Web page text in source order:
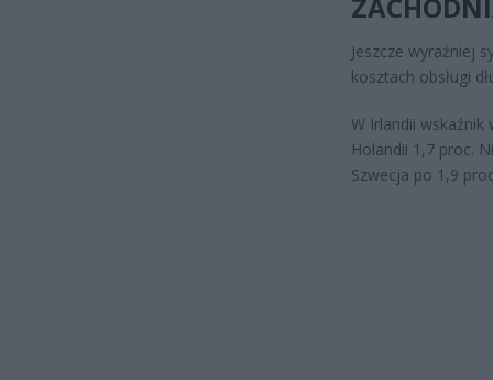
Jeszcze wyraźniej
kosztach obsługi
W Irlandii wskaźnik
Holandii 1,7 proc.
Szwecja po 1,9